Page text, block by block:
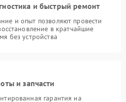
и быстрый ремонт
и опыт позволяют провести
в кратчайшие
без устройства
и запчасти
гарантия на